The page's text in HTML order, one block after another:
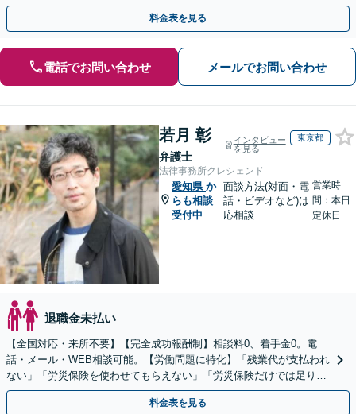
目指します！【土日夜間対応可】【オンライン対応可】
料金表を見る
電話でお問い合わせ メールでお問い合わせ
若月 彰
弁護士
インタビュー
を見る
東京都
法律事務所クレシェンド
愛知県 か
らも相談
受付中
面談方法(対面・電
話・ビデオなど)は
応相談
営業時
間：本日
定休日
退職金未払い
【全国対応・来所不要】【完全成功報酬制】相談料0、着手金0。電
話・メール・WEB相談可能。【労働問題に特化】「残業代が支払われ
ない」「労災保険を使わせてもらえない」「労災保険だけでは足りな
い。損害賠償請求したい」など労働問題はお任せを。
料金表を見る